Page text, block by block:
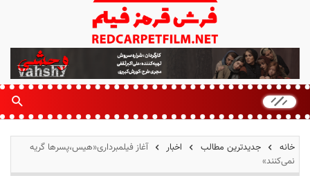
ر
ش
ر
م
ز
خانه جدیدترین مطالب اخبار
آغاز فیلمبرداری«هیس،پسرها گریه
نمی‌کنند»